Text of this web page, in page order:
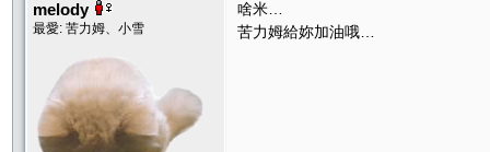
melody
最愛: 苦力姆、小雪
啥米…
苦力姆給妳加油哦…